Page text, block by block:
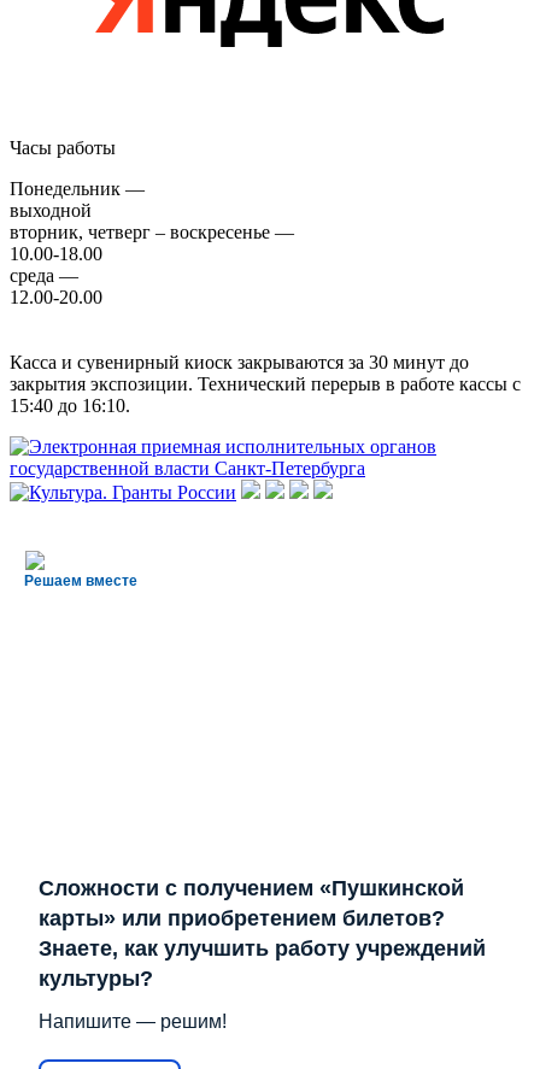
Часы работы
Понедельник —
выходной
вторник, четверг – воскресенье —
10.00-18.00
среда —
12.00-20.00
Касса и сувенирный киоск закрываются за 30 минут до
закрытия экспозиции. Технический перерыв в работе кассы с
15:40 до 16:10.
Решаем вместе
Сложности с получением «Пушкинской
карты» или приобретением билетов?
Знаете, как улучшить работу учреждений
культуры?
Напишите — решим!